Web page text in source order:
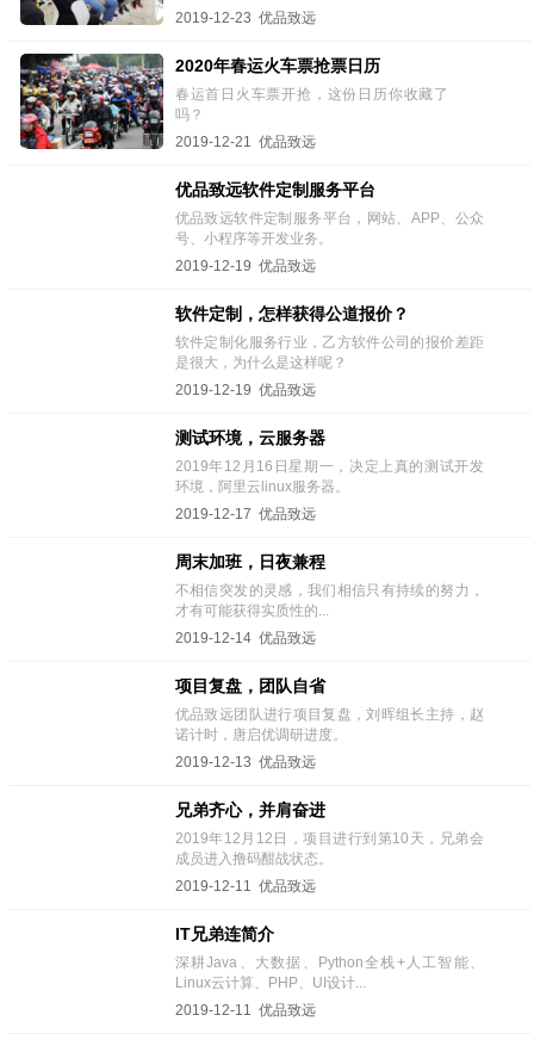
2019-12-23 优品致远
2020年春运火车票抢票日历
春运首日火车票开抢，这份日历你收藏了
吗？
2019-12-21 优品致远
优品致远软件定制服务平台
优品致远软件定制服务平台，网站、APP、公众
号、小程序等开发业务。
2019-12-19 优品致远
软件定制，怎样获得公道报价？
软件定制化服务行业，乙方软件公司的报价差距
是很大，为什么是这样呢？
2019-12-19 优品致远
测试环境，云服务器
2019年12月16日星期一，决定上真的测试开发
环境，阿里云linux服务器。
2019-12-17 优品致远
周末加班，日夜兼程
不相信突发的灵感，我们相信只有持续的努力，
才有可能获得实质性的...
2019-12-14 优品致远
项目复盘，团队自省
优品致远团队进行项目复盘，刘晖组长主持，赵
诺计时，唐启优调研进度。
2019-12-13 优品致远
兄弟齐心，并肩奋进
2019年12月12日，项目进行到第10天，兄弟会
成员进入撸码酣战状态。
2019-12-11 优品致远
IT兄弟连简介
深耕Java、大数据、Python全栈+人工智能、
Linux云计算、PHP、UI设计...
2019-12-11 优品致远